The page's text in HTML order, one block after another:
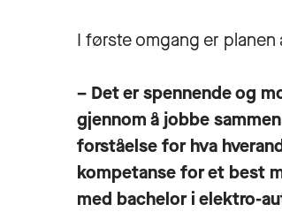
I første omgang er
– Det er spennende og
gjennom å jobbe
forståelse for hva
kompetanse for et best
med bachelor i elektro-